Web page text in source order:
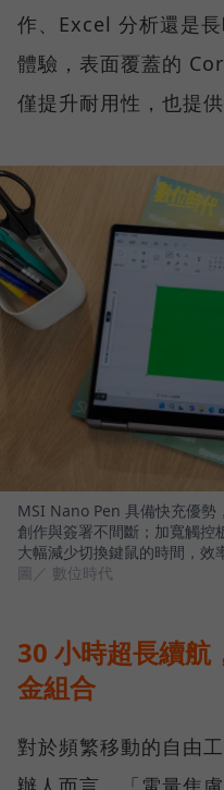
作、Excel 分析還是
體驗，表面覆蓋的
僅提升耐用性，也提
MSI Nano Pen 具備快充優勢
創作與簽署不間斷；加寬觸控
大幅減少切換鍵鼠的時間，效
圖／ 數位時代
30 小時超長續航
金組合
對於頻繁移動的自由